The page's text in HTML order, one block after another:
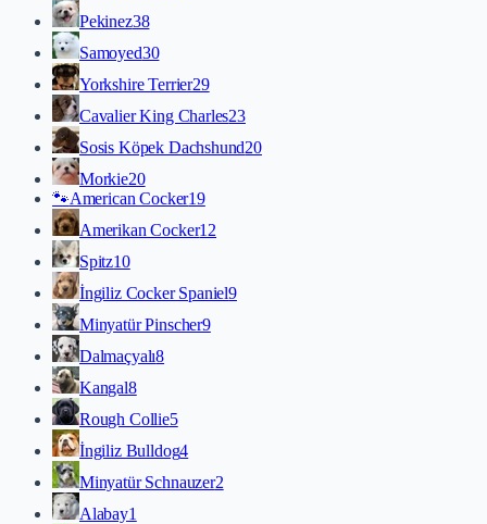
Pekinez38
Samoyed30
Yorkshire Terrier29
Cavalier King Charles23
Sosis Köpek Dachshund20
Morkie20
🐾American Cocker19
Amerikan Cocker12
Spitz10
İngiliz Cocker Spaniel9
Minyatür Pinscher9
Dalmaçyalı8
Kangal8
Rough Collie5
İngiliz Bulldog4
Minyatür Schnauzer2
Alabay1